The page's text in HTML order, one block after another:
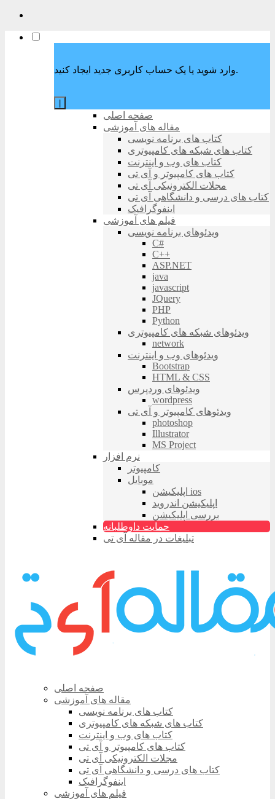
وارد شوید یا یک حساب کاربری جدید ایجاد کنید.
صفحه اصلی
مقاله های آموزشی
کتاب های برنامه نویسی
کتاب های شبکه های کامپیوتری
کتاب های وب و اینترنت
کتاب های کامپیوتر و آی تی
مجلات الکترونیکی آی تی
کتاب های درسی و دانشگاهی آی تی
اینفوگرافیک
فیلم های آموزشی
ویدئوهای برنامه نویسی
C#
C++
ASP.NET
java
javascript
JQuery
PHP
Python
ویدئوهای شبکه های کامپیوتری
network
ویدئوهای وب و اینترنت
Bootstrap
HTML & CSS
ویدئوهای وردپرس
wordpress
ویدئوهای کامپیوتر و آی تی
photoshop
Illustrator
MS Project
نرم افزار
کامپیوتر
موبایل
اپلیکیشن ios
اپلیکیشن اندروید
بررسی اپلیکیشن
حمایت داوطلبانه
تبلیغات در مقاله آی تی
صفحه اصلی
مقاله های آموزشی
کتاب های برنامه نویسی
کتاب های شبکه های کامپیوتری
کتاب های وب و اینترنت
کتاب های کامپیوتر و آی تی
مجلات الکترونیکی آی تی
کتاب های درسی و دانشگاهی آی تی
اینفوگرافیک
فیلم های آموزشی